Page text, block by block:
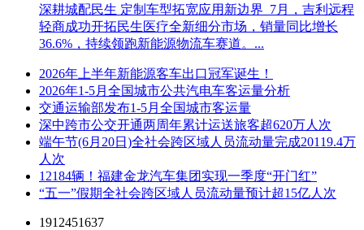
深耕城配民生 定制车型拓宽应用新边界 7月，吉利远程
轻商成功开拓民生医疗全新细分市场，销量同比增长
36.6%，持续领跑新能源物流车赛道。...
2026年上半年新能源客车出口冠军诞生！
2026年1-5月全国城市公共汽电车客运量分析
交通运输部发布1-5月全国城市客运量
深中跨市公交开通两周年累计运送旅客超620万人次
端午节(6月20日)全社会跨区域人员流动量完成20119.4万
人次
12184辆！福建金龙汽车集团实现一季度“开门红”
“五一”假期全社会跨区域人员流动量预计超15亿人次
1912451637